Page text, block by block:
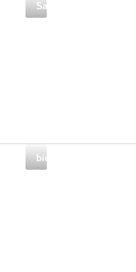
Salud y Bienestar
bienestar